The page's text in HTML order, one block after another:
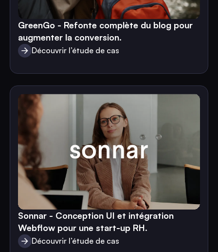
GreenGo - Refonte complète du blog pour
augmenter la conversion.
Découvrir l’étude de cas
Sonnar - Conception UI et intégration
Webflow pour une start-up RH.
Découvrir l’étude de cas